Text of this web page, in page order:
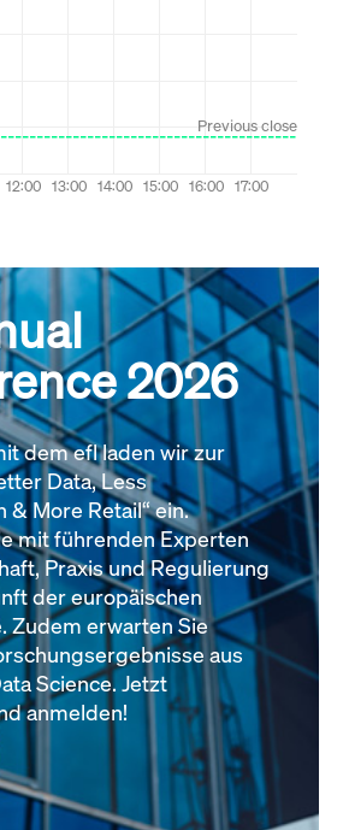
2026
dem efl laden wir zur
Data, Less
& More Retail“ ein.
mit führenden Experten
Praxis und Regulierung
der europäischen
Zudem erwarten Sie
aus
Science. Jetzt
anmelden!